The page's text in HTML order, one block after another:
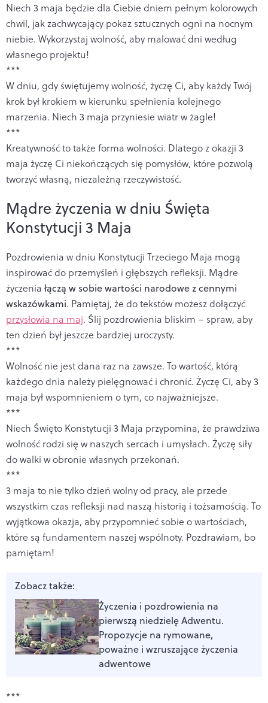
Niech 3 maja będzie dla Ciebie dniem pełnym kolorowych
chwil, jak zachwycający pokaz sztucznych ogni na nocnym
niebie. Wykorzystaj wolność, aby malować dni według
własnego projektu!
***
W dniu, gdy świętujemy wolność, życzę Ci, aby każdy Twój
krok był krokiem w kierunku spełnienia kolejnego
marzenia. Niech 3 maja przyniesie wiatr w żagle!
***
Kreatywność to także forma wolności. Dlatego z okazji 3
maja życzę Ci niekończących się pomysłów, które pozwolą
tworzyć własną, niezależną rzeczywistość.
Mądre życzenia w dniu Święta
Konstytucji 3 Maja
Pozdrowienia w dniu Konstytucji Trzeciego Maja mogą
inspirować do przemyśleń i głębszych refleksji. Mądre
życzenia łączą w sobie wartości narodowe z cennymi
wskazówkami. Pamiętaj, że do tekstów możesz dołączyć
przysłowia na maj. Ślij pozdrowienia bliskim – spraw, aby
ten dzień był jeszcze bardziej uroczysty.
***
Wolność nie jest dana raz na zawsze. To wartość, którą
każdego dnia należy pielęgnować i chronić. Życzę Ci, aby 3
maja był wspomnieniem o tym, co najważniejsze.
***
Niech Święto Konstytucji 3 Maja przypomina, że prawdziwa
wolność rodzi się w naszych sercach i umysłach. Życzę siły
do walki w obronie własnych przekonań.
***
3 maja to nie tylko dzień wolny od pracy, ale przede
wszystkim czas refleksji nad naszą historią i tożsamością. To
wyjątkowa okazja, aby przypomnieć sobie o wartościach,
które są fundamentem naszej wspólnoty. Pozdrawiam, bo
pamiętam!
Zobacz także:
Życzenia i pozdrowienia na
pierwszą niedzielę Adwentu.
Propozycje na rymowane,
poważne i wzruszające życzenia
adwentowe
***